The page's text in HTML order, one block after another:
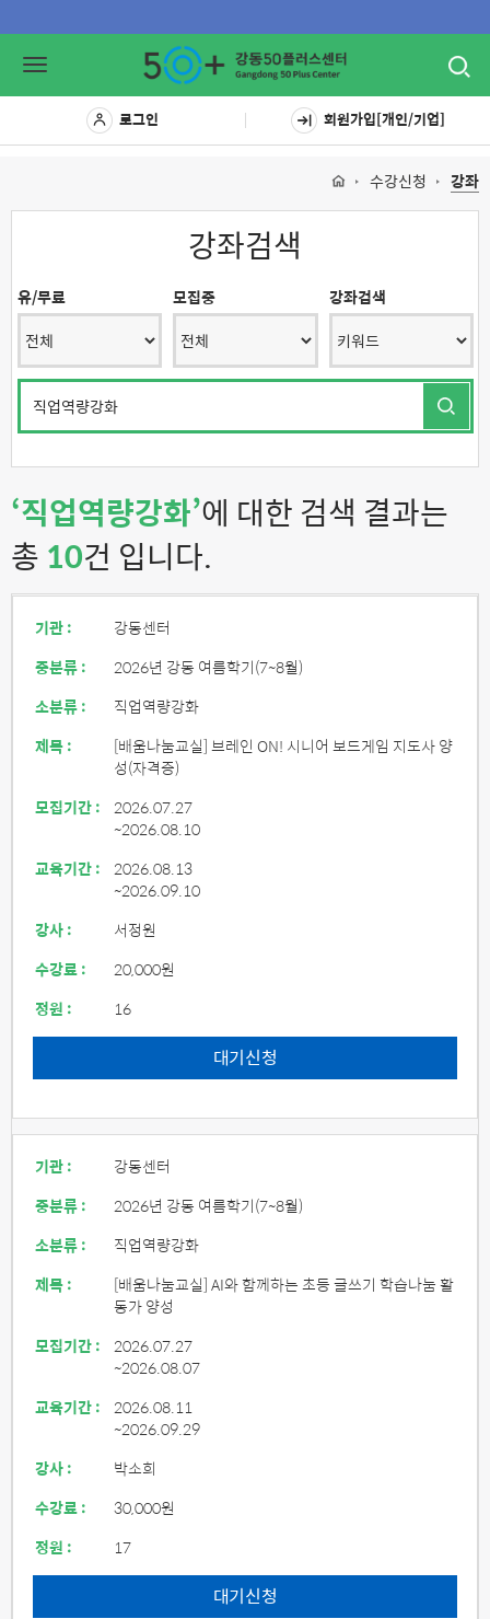
Toggle
로그인 회원가입[개인/기업]
수강신청 강좌
강좌검색
유/무료 모집중 강좌검색
‘직업역량강화’에 대한 검색 결과는
총 10건 입니다.
기관 :
강동센터
중분류 :
2026년 강동 여름학기(7~8월)
소분류 :
직업역량강화
제목 :
[배움나눔교실] 브레인 ON! 시니어 보드게임 지도사 양
성(자격증)
모집기간 : 2026.07.27
~2026.08.10
교육기간 : 2026.08.13
~2026.09.10
강사 :
서정원
수강료 :
20,000원
정원 :
16
대기신청
기관 :
강동센터
중분류 :
2026년 강동 여름학기(7~8월)
소분류 :
직업역량강화
제목 :
[배움나눔교실] AI와 함께하는 초등 글쓰기 학습나눔 활
동가 양성
모집기간 : 2026.07.27
~2026.08.07
교육기간 : 2026.08.11
~2026.09.29
강사 :
박소희
수강료 :
30,000원
정원 :
17
대기신청